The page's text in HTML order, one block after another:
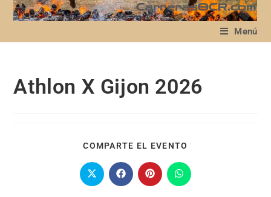
Menú
Athlon X Gijon 2026
COMPARTE EL EVENTO